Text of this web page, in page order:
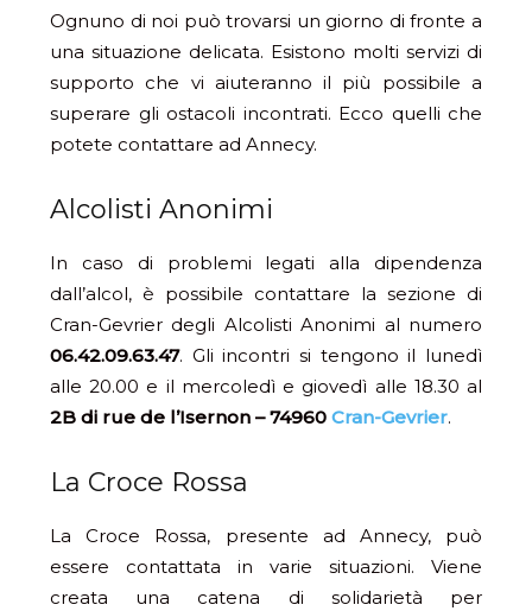
Ognuno di noi può trovarsi un giorno di fronte a
una situazione delicata. Esistono molti servizi di
supporto che vi aiuteranno il più possibile a
superare gli ostacoli incontrati. Ecco quelli che
potete contattare ad Annecy.
Alcolisti Anonimi
In caso di problemi legati alla dipendenza
dall’alcol, è possibile contattare la sezione di
Cran-Gevrier degli Alcolisti Anonimi al numero
06.42.09.63.47. Gli incontri si tengono il lunedì
alle 20.00 e il mercoledì e giovedì alle 18.30 al
2B di rue de l’Isernon – 74960 Cran-Gevrier.
La Croce Rossa
La Croce Rossa, presente ad Annecy, può
essere contattata in varie situazioni. Viene
creata una catena di solidarietà per